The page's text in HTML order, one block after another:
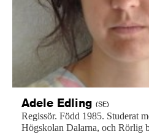
Adele Edling (SE)
Regissör. Född 1985. Studerat
Högskolan Dalarna, och Rörlig